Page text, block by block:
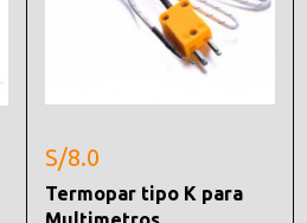
S/8.0
Termopar tipo K para